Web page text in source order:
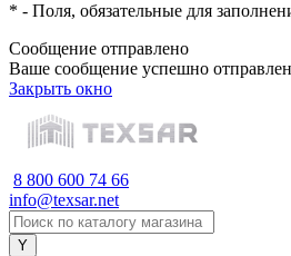
* - Поля, обязательные для
Сообщение отправлено
Ваше сообщение успешно
Закрыть окно
8 800 600 74 66
info@texsar.net